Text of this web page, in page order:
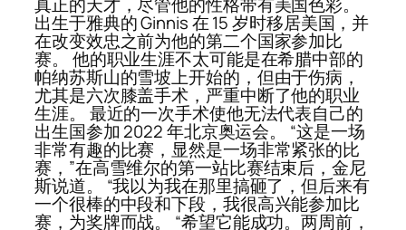
真正的天才，尽管他的性格带有美国色彩。
出生于雅典的 Ginnis 在 15 岁时移居美国，并
在改变效忠之前为他的第二个国家参加比
赛。 他的职业生涯不太可能是在希腊中部的
帕纳苏斯山的雪坡上开始的，但由于伤病，
尤其是六次膝盖手术，严重中断了他的职业
生涯。 最近的一次手术使他无法代表自己的
出生国参加 2022 年北京奥运会。 “这是一场
非常有趣的比赛，显然是一场非常紧张的比
赛，”在高雪维尔的第一站比赛结束后，金尼
斯说道。 “我以为我在那里搞砸了，但后来有
一个很棒的中段和下段，我很高兴能参加比
赛，为奖牌而战。 “希望它能成功。两周前，